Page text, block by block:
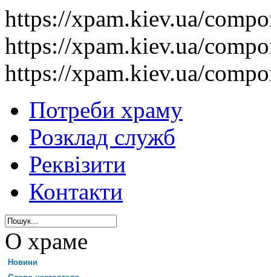
https://xpam.kiev.ua/
https://xpam.kiev.ua/
https://xpam.kiev.ua/
Потреби храму
Розклад служб
Реквізити
Контакти
О храме
Новини